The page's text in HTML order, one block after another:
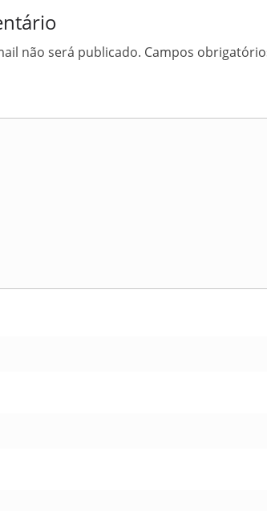
não será publicado. Campos